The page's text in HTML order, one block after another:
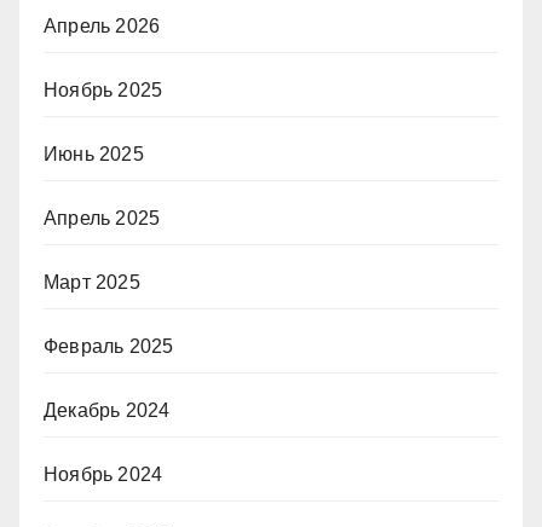
Апрель 2026
Ноябрь 2025
Июнь 2025
Апрель 2025
Март 2025
Февраль 2025
Декабрь 2024
Ноябрь 2024